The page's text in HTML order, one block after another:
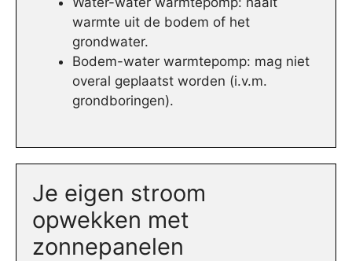
warmte uit de bodem of het
grondwater.
Bodem-water warmtepomp: mag niet
overal geplaatst worden (i.v.m.
grondboringen).
Je eigen stroom
opwekken met
zonnepanelen